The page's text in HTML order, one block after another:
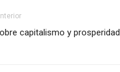
capitalismo y prosperidad